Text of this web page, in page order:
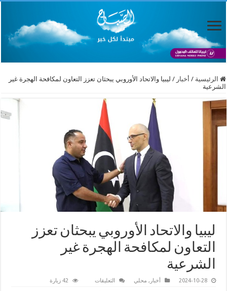
الرئيسية / أخبار / ليبيا والاتحاد الأوروبي يبحثان تعزز التعاون لمكافحة الهجرة غير
الشرعية
ليبيا والاتحاد الأوروبي يبحثان تعزز
التعاون لمكافحة الهجرة غير
الشرعية
2024-10-28 أخبار , محلي التعليقات 42 زيارة